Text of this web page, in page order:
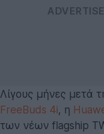
Λίγους μήνες μετά
FreeBuds 4i, η
των νέων flagship